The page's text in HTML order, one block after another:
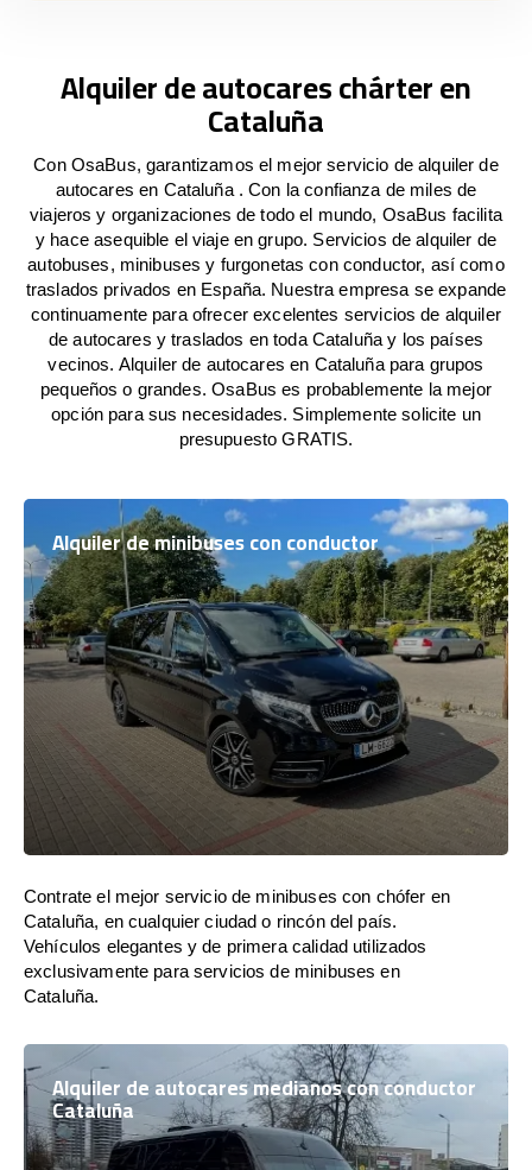
Alquiler de autocares chárter en
Cataluña
Con OsaBus, garantizamos el mejor servicio de alquiler de
autocares en Cataluña . Con la confianza de miles de
viajeros y organizaciones de todo el mundo, OsaBus facilita
y hace asequible el viaje en grupo. Servicios de alquiler de
autobuses, minibuses y furgonetas con conductor, así como
traslados privados en España. Nuestra empresa se expande
continuamente para ofrecer excelentes servicios de alquiler
de autocares y traslados en toda Cataluña y los países
vecinos. Alquiler de autocares en Cataluña para grupos
pequeños o grandes. OsaBus es probablemente la mejor
opción para sus necesidades. Simplemente solicite un
presupuesto GRATIS.
Alquiler de minibuses con conductor
Contrate el mejor servicio de minibuses con chófer en
Cataluña, en cualquier ciudad o rincón del país.
Vehículos elegantes y de primera calidad utilizados
exclusivamente para servicios de minibuses en
Cataluña.
Alquiler de autocares medianos con conductor
Cataluña